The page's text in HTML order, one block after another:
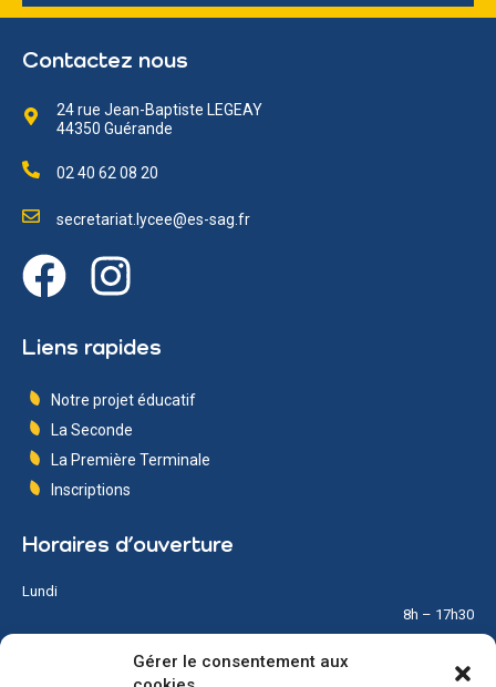
Gérer le consentement aux
Contactez nous
24 rue Jean-Baptiste LEGEAY
44350 Guérande
02 40 62 08 20
secretariat.lycee@es-sag.fr
Liens rapides
Notre projet éducatif
La Seconde
La Première Terminale
Inscriptions
Horaires d’ouverture
Lundi
8h – 17h30